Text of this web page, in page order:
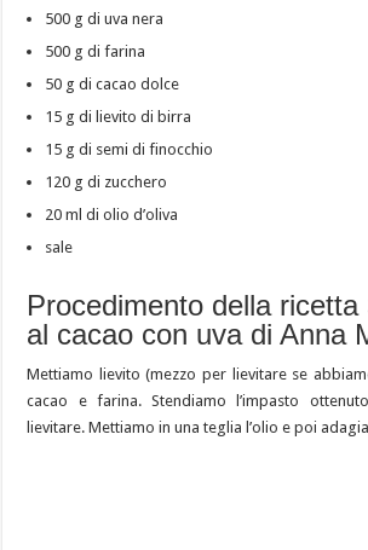
500 g di uva nera
500 g di farina
50 g di cacao dolce
15 g di lievito di birra
15 g di semi di finocchio
120 g di zucchero
20 ml di olio d’oliva
sale
Procedimento della
al cacao con uva di Anna
Mettiamo lievito (mezzo per lievitare se
cacao e farina. Stendiamo l’impasto
lievitare. Mettiamo in una teglia l’olio e poi